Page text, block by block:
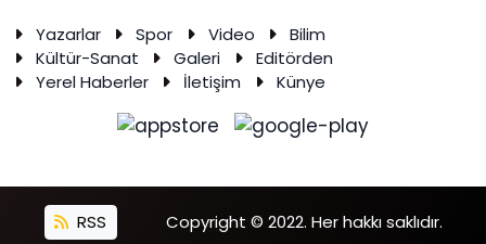
Yazarlar Spor Video
Bilim
Kültür-Sanat
Galeri
Editörden
Yerel Haberler
İletişim Künye
RSS Copyright © 2022. Her hakkı saklıdır.